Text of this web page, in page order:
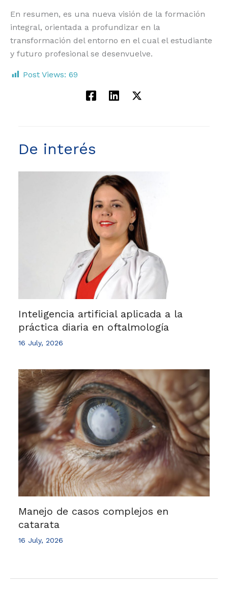
En resumen, es una nueva visión de la formación
integral, orientada a profundizar en la
transformación del entorno en el cual el estudiante
y futuro profesional se desenvuelve.
Post Views: 69
De interés
Inteligencia artificial aplicada a la
práctica diaria en oftalmología
16 July, 2026
Manejo de casos complejos en
catarata
16 July, 2026